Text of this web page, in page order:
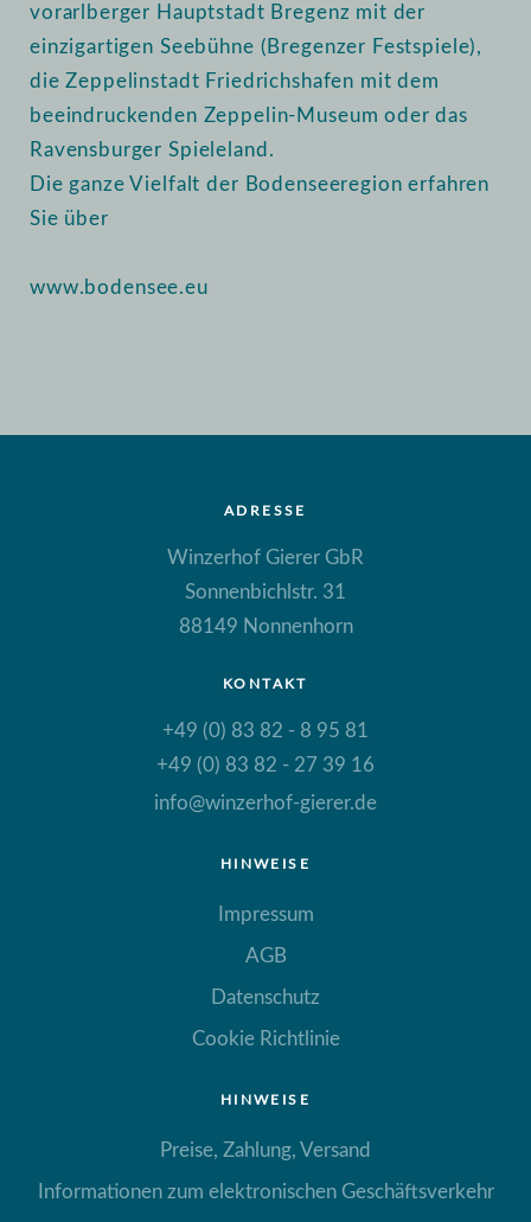
vorarlberger Hauptstadt Bregenz mit der
einzigartigen Seebühne (Bregenzer Festspiele),
die Zeppelinstadt Friedrichshafen mit dem
beeindruckenden Zeppelin-Museum oder das
Ravensburger Spieleland.
Die ganze Vielfalt der Bodenseeregion erfahren
Sie über
www.bodensee.eu
ADRESSE
Winzerhof Gierer GbR
Sonnenbichlstr. 31
88149 Nonnenhorn
KONTAKT
+49 (0) 83 82 - 8 95 81
+49 (0) 83 82 - 27 39 16
info@winzerhof-gierer.de
HINWEISE
Impressum
AGB
Datenschutz
Cookie Richtlinie
HINWEISE
Preise, Zahlung, Versand
Informationen zum elektronischen Geschäftsverkehr